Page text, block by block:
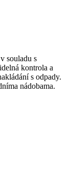
souladu s
kontrola a
s odpady.
nádobama.